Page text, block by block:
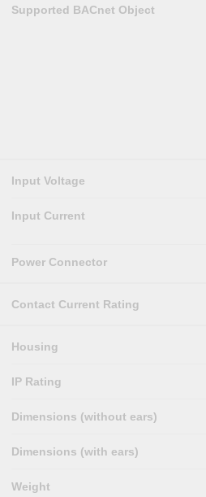
Supported BACnet Object
Input Voltage
Input Current
Power Connector
Contact Current Rating
Housing
IP Rating
Dimensions (without ears)
Dimensions (with ears)
Weight